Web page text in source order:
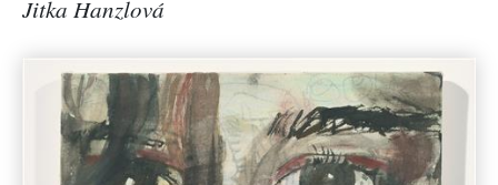
Jitka Hanzlová